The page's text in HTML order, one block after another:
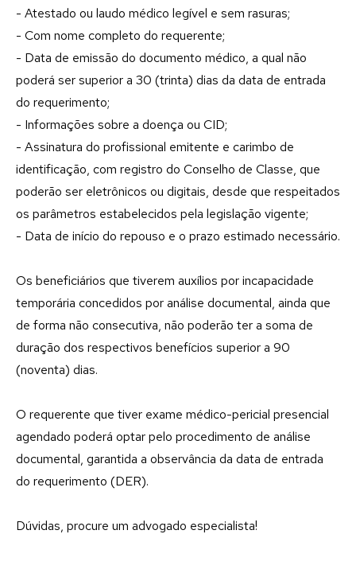
- Atestado ou laudo médico legível e sem rasuras;
- Com nome completo do requerente;
- Data de emissão do documento médico, a qual não
poderá ser superior a 30 (trinta) dias da data de entrada
do requerimento;
- Informações sobre a doença ou CID;
- Assinatura do profissional emitente e carimbo de
identificação, com registro do Conselho de Classe, que
poderão ser eletrônicos ou digitais, desde que respeitados
os parâmetros estabelecidos pela legislação vigente;
- Data de início do repouso e o prazo estimado necessário.
Os beneficiários que tiverem auxílios por incapacidade
temporária concedidos por análise documental, ainda que
de forma não consecutiva, não poderão ter a soma de
duração dos respectivos benefícios superior a 90
(noventa) dias.
O requerente que tiver exame médico-pericial presencial
agendado poderá optar pelo procedimento de análise
documental, garantida a observância da data de entrada
do requerimento (DER).
Dúvidas, procure um advogado especialista!